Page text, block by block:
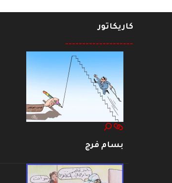
كاريكاتور
--------------------
بسام فرج